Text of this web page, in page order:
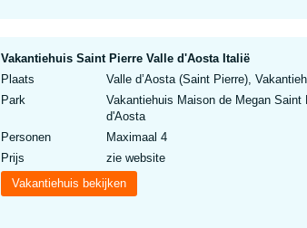
Vakantiehuis Saint Pierre Valle d'Aosta Italië
Plaats
Valle d’Aosta (Saint Pierre),
Park
Vakantiehuis Maison de Megan Saint
d'Aosta
Personen
Maximaal 4
Prijs
zie website
Vakantiehuis bekijken